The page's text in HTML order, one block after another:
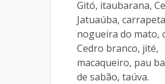
Gitó, itaubarana,
Jatuaúba,
nogueira do mato,
Cedro branco, jité,
macaqueiro, pau
de sabão, taúva.